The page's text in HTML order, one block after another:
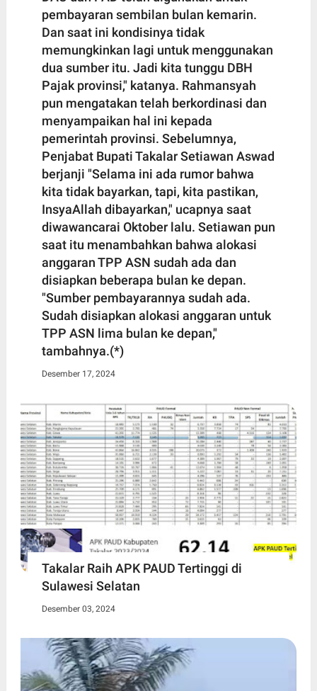
pembayaran sembilan bulan kemarin.
Dan saat ini kondisinya tidak
memungkinkan lagi untuk menggunakan
dua sumber itu. Jadi kita tunggu DBH
Pajak provinsi," katanya. Rahmansyah
pun mengatakan telah berkordinasi dan
menyampaikan hal ini kepada
pemerintah provinsi. Sebelumnya,
Penjabat Bupati Takalar Setiawan Aswad
berjanji "Selama ini ada rumor bahwa
kita tidak bayarkan, tapi, kita pastikan,
InsyaAllah dibayarkan," ucapnya saat
diwawancarai Oktober lalu. Setiawan pun
saat itu menambahkan bahwa alokasi
anggaran TPP ASN sudah ada dan
disiapkan beberapa bulan ke depan.
"Sumber pembayarannya sudah ada.
Sudah disiapkan alokasi anggaran untuk
TPP ASN lima bulan ke depan,"
tambahnya.(*)
Desember 17, 2024
Takalar Raih APK PAUD Tertinggi di
Sulawesi Selatan
Desember 03, 2024